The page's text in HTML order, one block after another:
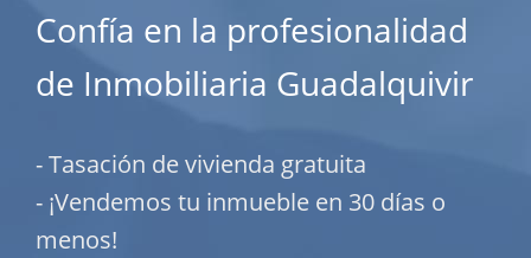
Confía en la profesionalidad
de Inmobiliaria Guadalquivir
- Tasación de vivienda gratuita
- ¡Vendemos tu inmueble en 30 días o
menos!